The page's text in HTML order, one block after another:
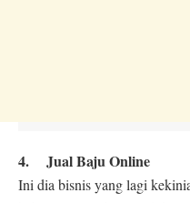
4. Jual Baju Online
Ini dia bisnis yang lagi